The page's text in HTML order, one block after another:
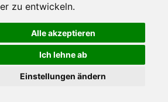
zu entwickeln.
Alle akzeptieren
Ich lehne ab
Einstellungen ändern
чтобы Вы могли использовать весь функционал
Вы сможете узнать подробности и, при желании,
cookies. Продолжая пользоваться сайтом, Вы
Facebook
Twitter
YouTube
Google+